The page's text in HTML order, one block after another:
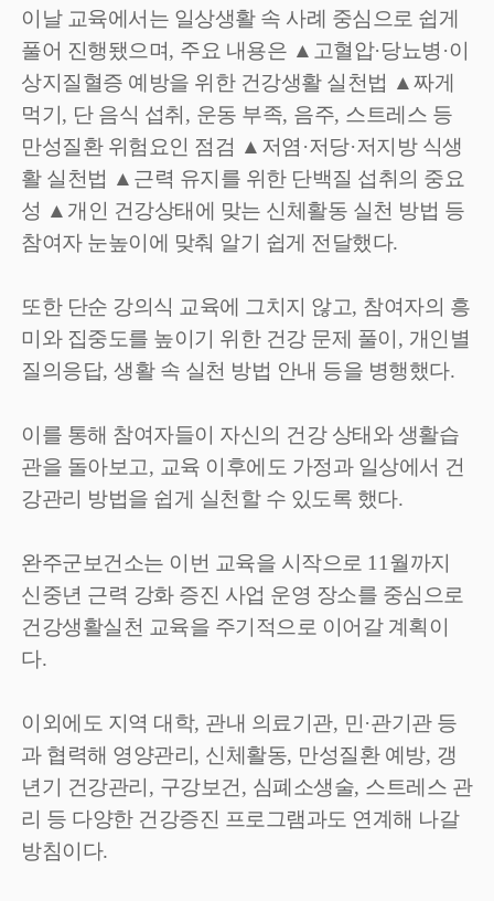
이날 교육에서는 일상생활 속 사례 중심으로 쉽게
풀어 진행됐으며, 주요 내용은 ▲ 고혈압·당뇨병 ·이
상지질혈증 예방을 위한 건강생활 실천법 ▲짜게
먹기, 단 음식 섭취, 운동 부족, 음주, 스트레스 등
만성질환 위험요인 점검 ▲ 저염 ·저당·저지방 식생
활 실천법 ▲ 근력 유지를 위한 단백질 섭취의 중요
성 ▲ 개인 건강상태에 맞는 신체활동 실천 방법 등
참여자 눈높이에 맞춰 알기 쉽게 전달했다.
또한 단순 강의식 교육에 그치지 않고, 참여자의 흥
미와 집중도를 높이기 위한 건강 문제 풀이, 개인별
질의응답,생활 속 실천 방법 안내 등을 병행했다.
이를 통해 참여자들이 자신의 건강 상태와 생활습
관을 돌아보고, 교육 이후에도 가정과 일상에서 건
강관리 방법을 쉽게 실천할 수 있도록 했다.
완주군보건소는 이번 교육을 시작으로 11 월까지
신중년 근력 강화 증진 사업 운영 장소를 중심으로
건강생활실천 교육을 주기적으로 이어갈 계획이
다.
이외에도 지역 대학, 관내 의료기관, 민·관기관 등
과 협력해 영양관리, 신체활동, 만성질환 예방, 갱
년기 건강관리, 구강보건, 심폐소생술, 스트레스 관
리 등 다양한 건강증진 프로그램과도 연계해 나갈
방침이다.